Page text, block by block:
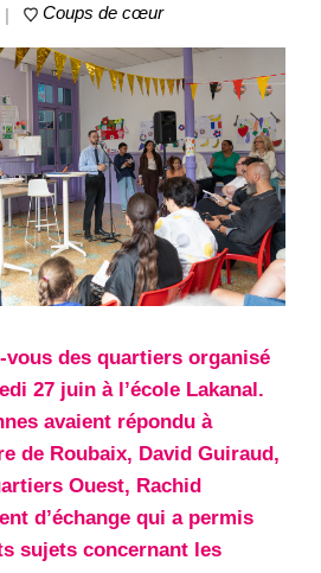
| Coups de cœur
vous des quartiers organisé
27 juin à l’école Lakanal.
avaient répondu à
de Roubaix, David Guiraud,
Ouest, Rachid
d’échange qui a permis
sujets concernant les